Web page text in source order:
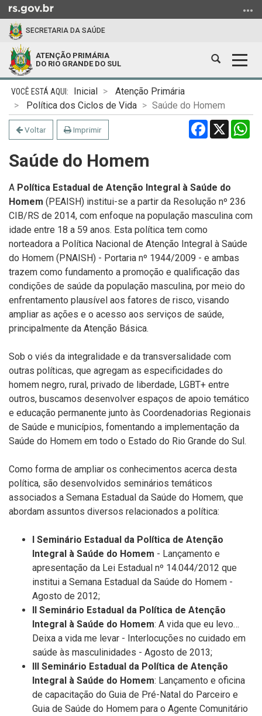
para
conteúdo
para
menu
para
busca
SECRETARIA DA SAÚDE
ATENÇÃO PRIMÁRIA
DO RIO GRANDE DO SUL
Abrir
Início
conteúdo
Inicial
Atenção Primária
Política dos Ciclos de Vida
Saúde do Homem
Voltar Imprimir Facebook
X
Saúde do Homem
A Política Estadual de Atenção Integral à Saúde do
Homem (PEAISH) institui-se a partir da Resolução nº 236
CIB/RS de 2014, com enfoque na população masculina com
idade entre 18 a 59 anos. Esta política tem como
norteadora a Política Nacional de Atenção Integral à Saúde
do Homem (PNAISH) - Portaria nº 1944/2009 - e ambas
trazem como fundamento a promoção e qualificação das
condições de saúde da população masculina, por meio do
enfrentamento plausível aos fatores de risco, visando
ampliar as ações e o acesso aos serviços de saúde,
principalmente da Atenção Básica.
Sob o viés da integralidade e da transversalidade com
outras políticas, que agregam as especificidades do
homem negro, rural, privado de liberdade, LGBT+ entre
outros, buscamos desenvolver espaços de apoio temático
e educação permanente junto às Coordenadorias Regionais
de Saúde e municípios, fomentando a implementação da
Saúde do Homem em todo o Estado do Rio Grande do Sul.
Como forma de ampliar os conhecimentos acerca desta
política, são desenvolvidos seminários temáticos
associados a Semana Estadual da Saúde do Homem, que
abordam assuntos diversos relacionados a política:
I Seminário Estadual da Política de Atenção
Integral à Saúde do Homem - Lançamento e
apresentação da Lei Estadual nº 14.044/2012 que
institui a Semana Estadual da Saúde do Homem -
Agosto de 2012;
II Seminário Estadual da Política de Atenção
Integral à Saúde do Homem: A vida que eu levo…
Deixa a vida me levar - Interlocuções no cuidado em
saúde às masculinidades - Agosto de 2013;
III Seminário Estadual da Política de Atenção
Integral à Saúde do Homem: Lançamento e oficina
de capacitação do Guia de Pré-Natal do Parceiro e
Guia de Saúde do Homem para o Agente Comunitário